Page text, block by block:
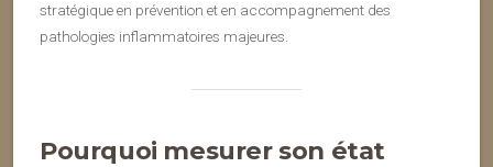
stratégique en prévention et en accompagnement des
pathologies inflammatoires majeures.
Pourquoi mesurer son état